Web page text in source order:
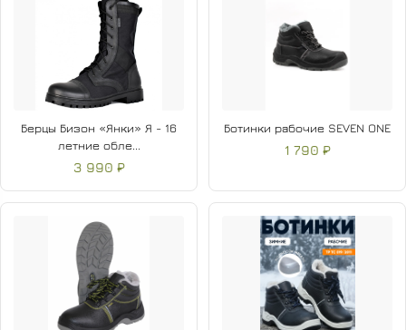
Берцы Бизон «Янки» Я - 16
летние обле...
3 990 ₽
Ботинки рабочие SEVEN ONE
1 790 ₽